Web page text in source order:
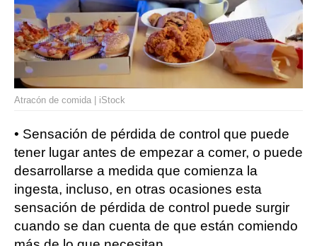
Atracón de comida | iStock
• Sensación de pérdida de control que puede
tener lugar antes de empezar a comer, o puede
desarrollarse a medida que comienza la
ingesta, incluso, en otras ocasiones esta
sensación de pérdida de control puede surgir
cuando se dan cuenta de que están comiendo